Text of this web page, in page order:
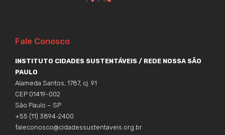
Fale Conosco
INSTITUTO CIDADES SUSTENTÁVEIS / REDE NOSSA SÃO
PAULO
Alameda Santos, 1787, cj. 91
CEP 01419-002
São Paulo – SP
+55 (11) 3894-2400
faleconosco@cidadessustentaveis.org.br